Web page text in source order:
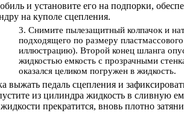
и установите его на подпорки,
на куполе сцепления.
3. Снимите пылезащитный колпачок и
подходящего по размеру
иллюстрацию). Второй конец шланга
жидкостью емкость с прозрачными
оказался целиком погружен в жидкость.
выжать педаль сцепления и
из цилиндра жидкость в сливную
прекратится, вновь плотно